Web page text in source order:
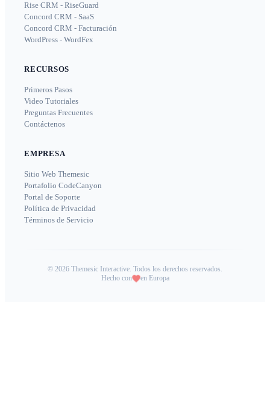
Rise CRM - RiseGuard
Concord CRM - SaaS
Concord CRM - Facturación
WordPress - WordFex
RECURSOS
Primeros Pasos
Video Tutoriales
Preguntas Frecuentes
Contáctenos
EMPRESA
Sitio Web Themesic
Portafolio CodeCanyon
Portal de Soporte
Política de Privacidad
Términos de Servicio
© 2026 Themesic Interactive. Todos los derechos reservados.
Hecho con
en Europa